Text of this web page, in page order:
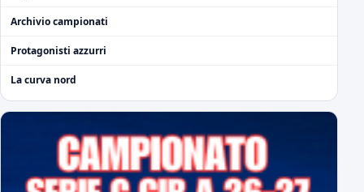
Archivio campionati
Protagonisti azzurri
La curva nord